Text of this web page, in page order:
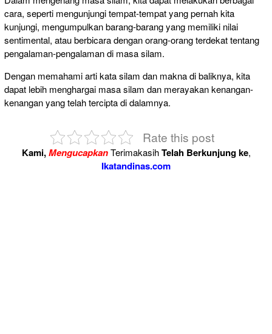
cara, seperti mengunjungi tempat-tempat yang pernah kita
kunjungi, mengumpulkan barang-barang yang memiliki nilai
sentimental, atau berbicara dengan orang-orang terdekat tentang
pengalaman-pengalaman di masa silam.
Dengan memahami arti kata silam dan makna di baliknya, kita
dapat lebih menghargai masa silam dan merayakan kenangan-
kenangan yang telah tercipta di dalamnya.
Rate this post
Kami,MengucapkanTerimakasihTelah Berkunjung ke,
Ikatandinas.com